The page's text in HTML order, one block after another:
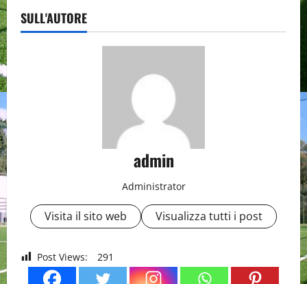
SULL'AUTORE
admin
Administrator
Visita il sito web Visualizza tutti i post
Post Views: 291